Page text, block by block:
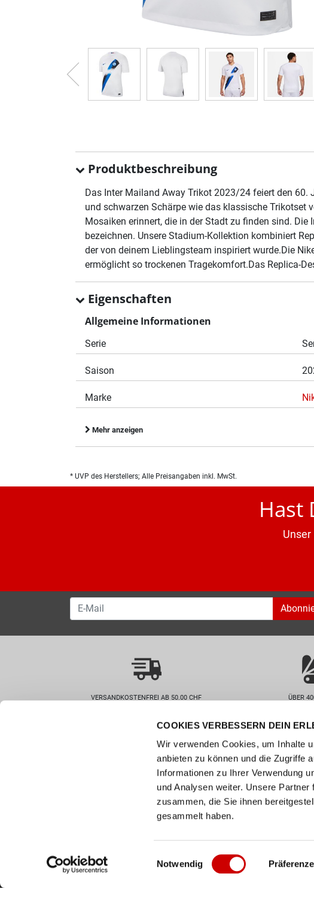
COOKIES VERBESSERN DEIN
Wir verwenden Cookies, um Inhalte
anbieten zu können und die Zugriffe
Informationen zu Ihrer Verwendung
und Analysen weiter. Unsere
zusammen, die Sie ihnen
gesammelt haben.
Einwilligungsauswahl
Notwendig
Produktbeschreibung
Das Inter Mailand Away Trikot 2023/24 feiert den 60.
und schwarzen Schärpe wie das klassische
Mosaiken erinnert, die in der Stadt zu finden sind.
bezeichnen. Unsere Stadium-Kollektion kombiniert
der von deinem Lieblingsteam inspiriert wurde.Die
ermöglicht so trockenen Tragekomfort.Das Replica-
Eigenschaften
Allgemeine Informationen
Serie
Saison
Marke
Mehr anzeigen
* UVP des Herstellers; Alle Preisangaben inkl. MwSt.
Hast
VERSANDKOSTENFREI AB 50.00 CHF ÜBER
Wie können wir helfen?
LinkedIn
Kundenservice
Hilfe & FAQs
Zahlarten
Retouren
Newsletter